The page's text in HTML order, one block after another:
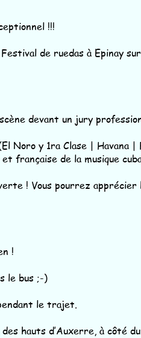
!!!
de ruedas à Epinay
devant un jury
Noro y 1ra Clase | Havana |
française de la musique
! Vous pourrez
!
le bus ;-)
le trajet.
hauts d’Auxerre, à côté du